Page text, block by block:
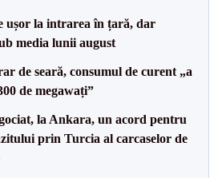
ușor la intrarea în țară, dar
media lunii august
de seară, consumul de curent „a
de megawați”
la Ankara, un acord pentru
prin Turcia al carcaselor de